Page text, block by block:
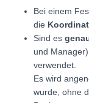
Bei einem
die
Sind es
und
verwendet.
Es wird
wurde, ohne